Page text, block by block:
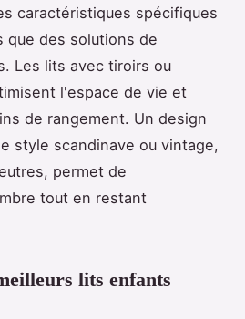
caractéristiques spécifiques
que des solutions de
Les lits avec tiroirs ou
l'espace de vie et
de rangement. Un design
style scandinave ou vintage,
permet de
tout en restant
lits enfants